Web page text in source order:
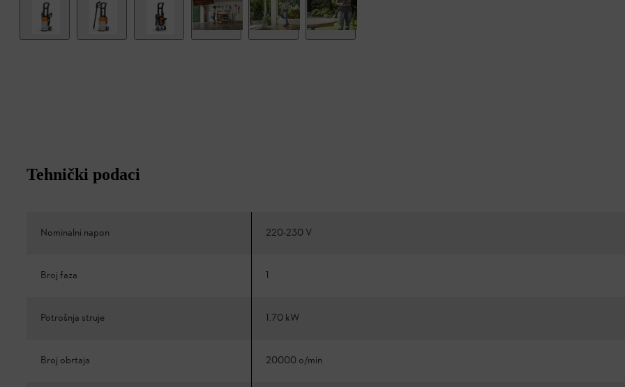
Tehnički podaci
Nominalni napon 220-230 V
Broj faza 1
Potrošnja struje 1.70 kW
Broj obrtaja 20000 o/min